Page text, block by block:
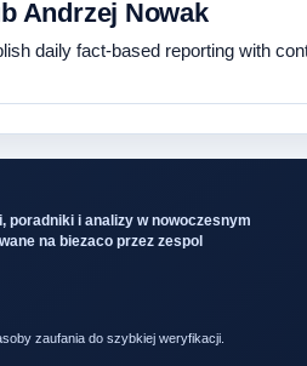
Andrzej Nowak
daily fact-based reporting with
poradniki i analizy w nowoczesnym
na biezaco przez zespol
zaufania do szybkiej weryfikacji.